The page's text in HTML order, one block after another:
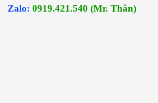
Zalo: 0919.421.540 (Mr. Thân)